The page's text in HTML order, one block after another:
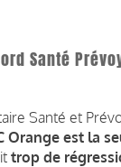
Santé
Santé et
Orange est la
trop de